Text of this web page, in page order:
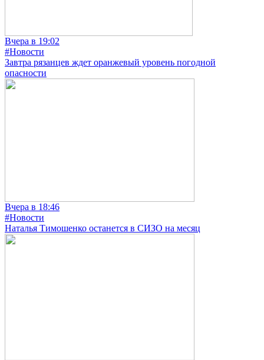
Вчера в 19:02
#Новости
Завтра рязанцев ждет оранжевый уровень погодной
опасности
Вчера в 18:46
#Новости
Наталья Тимошенко останется в СИЗО на месяц